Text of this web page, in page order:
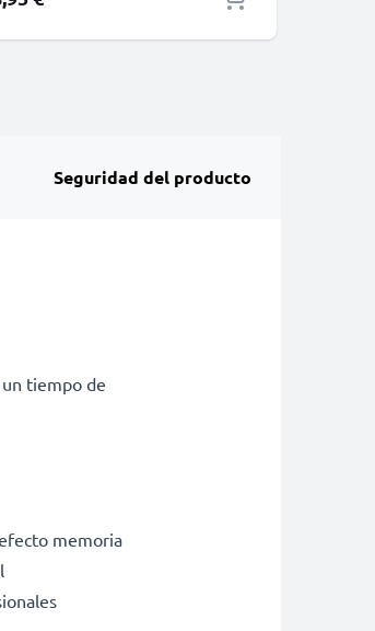
Seguridad del producto
tiempo de
memoria